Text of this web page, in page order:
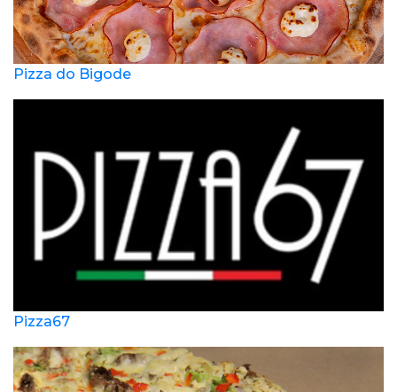
Pizza do Bigode
Pizza67